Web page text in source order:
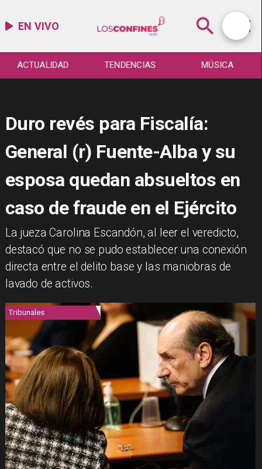
EN VIVO
ACTUALIDAD TENDENCIAS MÚSICA
Duro revés para Fiscalía:
General (r) Fuente-Alba y su
esposa quedan absueltos en
caso de fraude en el Ejército
​La jueza Carolina Escandón, al leer el veredicto,
destacó que no se pudo establecer una conexión
directa entre el delito base y las maniobras de
lavado de activos.
Tribunales